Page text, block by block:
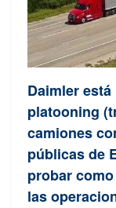
Daimler
platooning
camiones
públicas de
probar
las